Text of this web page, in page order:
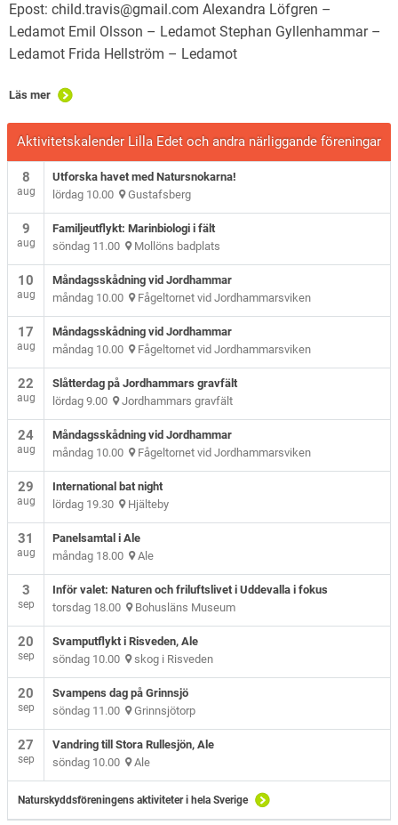
Epost: child.travis@gmail.com Alexandra Löfgren –
Ledamot Emil Olsson – Ledamot Stephan Gyllenhammar –
Ledamot Frida Hellström – Ledamot
Läs mer
Aktivitetskalender Lilla Edet och andra närliggande föreningar
8
aug
Utforska havet med Natursnokarna!
lördag 10.00 Gustafsberg
9
aug
Familjeutflykt: Marinbiologi i fält
söndag 11.00 Mollöns badplats
10
aug
Måndagsskådning vid Jordhammar
måndag 10.00 Fågeltornet vid Jordhammarsviken
17
aug
Måndagsskådning vid Jordhammar
måndag 10.00 Fågeltornet vid Jordhammarsviken
22
aug
Slåtterdag på Jordhammars gravfält
lördag 9.00 Jordhammars gravfält
24
aug
Måndagsskådning vid Jordhammar
måndag 10.00 Fågeltornet vid Jordhammarsviken
29
aug
International bat night
lördag 19.30 Hjälteby
31
aug
Panelsamtal i Ale
måndag 18.00 Ale
3
sep
Inför valet: Naturen och friluftslivet i Uddevalla i fokus
torsdag 18.00 Bohusläns Museum
20
sep
Svamputflykt i Risveden, Ale
söndag 10.00 skog i Risveden
20
sep
Svampens dag på Grinnsjö
söndag 11.00 Grinnsjötorp
27
sep
Vandring till Stora Rullesjön, Ale
söndag 10.00 Ale
Naturskyddsföreningens aktiviteter i hela Sverige